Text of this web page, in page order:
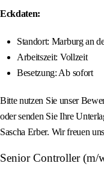
Eckdaten:
Standort: Marburg an
Arbeitszeit: Vollzeit
Besetzung: Ab sofort
Bitte nutzen Sie unser
oder senden Sie Ihre
Sascha Erber. Wir freuen
Senior Controller